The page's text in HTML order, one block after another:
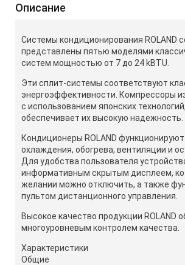
Описание
Системы кондиционирования ROLAND
представлены пятью моделями
систем мощностью от 7 до 24 kBTU.
Эти сплит-системы соответствуют
энергоэффективности. Компрессоры
с использованием японских
обеспечивает их высокую надежность.
Кондиционеры ROLAND
охлаждения, обогрева, вентиляции и
Для удобства пользователя
информативным скрытым дисплеем,
желании можно отключить, а также
пультом дистанционного управления.
Высокое качество продукции ROLAND
многоуровневым контролем качества.
Характеристики
Общие